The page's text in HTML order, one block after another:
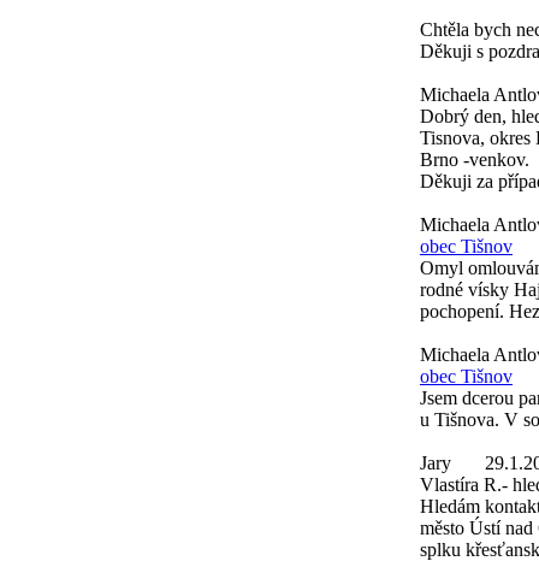
Chtěla bych
Děkuji s
Michaela
Dobrý den,
Tisnova, okres
Brno -venkov.
Děkuji za
Michaela
obec Tišnov
Omyl
rodné vísky
pochopení.
Michaela
obec Tišnov
Jsem dcerou
u Tišnova. V
Jary
Vlastíra R.-
Hledám
město Ústí
splku